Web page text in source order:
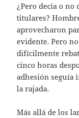
¿Pero decía o no
titulares?
aprovecharon
evidente. Pero
difícilmente
cinco horas
adhesión seguía
la rajada.
Más allá de los